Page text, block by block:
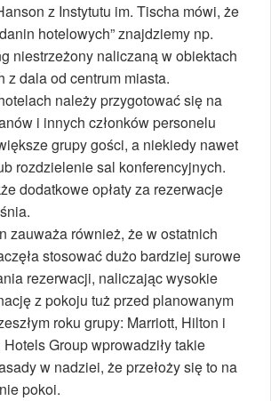
z Instytutu im. Tischa mówi, że
hotelowych” znajdziemy np.
niestrzeżony naliczaną w obiektach
z dala od centrum miasta.
należy przygotować się na
i innych członków personelu
grupy gości, a niekiedy nawet
rozdzielenie sal konferencyjnych.
dodatkowe opłaty za rezerwacje
zauważa również, że w ostatnich
stosować dużo bardziej surowe
rezerwacji, naliczając wysokie
z pokoju tuż przed planowanym
roku grupy: Marriott, Hilton i
Group wprowadziły takie
w nadziei, że przełoży się to na
pokoi.